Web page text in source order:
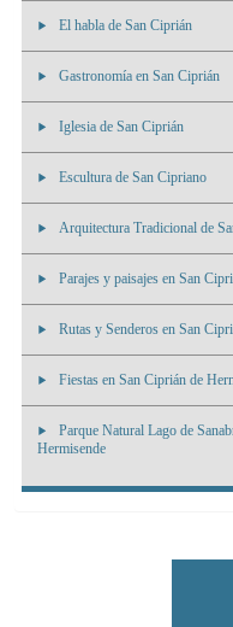
El habla de San Ciprián
Gastronomía en San Ciprián
Iglesia de San Ciprián
Escultura de San Cipriano
Arquitectura Tradicional de
Parajes y paisajes en San
Rutas y Senderos en San
Fiestas en San Ciprián de
Parque Natural Lago de
Hermisende